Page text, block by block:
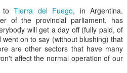
toTierra del Fuego, in Argentina.
of the provincial parliament, has
will get a day off (fully paid, of
on to say (without blushing) that
are other sectors that have many
affect the normal operation of our